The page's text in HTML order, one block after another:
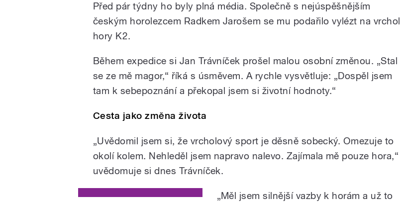
Před pár týdny ho byly plná média. Společně s nejúspěšnějším
českým horolezcem Radkem Jarošem se mu podařilo vylézt na vrchol
hory K2.
Během expedice si Jan Trávníček prošel malou osobní změnou. „Stal
se ze mě magor,“ říká s úsměvem. A rychle vysvětluje: „Dospěl jsem
tam k sebepoznání a překopal jsem si životní hodnoty.“
Cesta jako změna života
„Uvědomil jsem si, že vrcholový sport je děsně sobecký. Omezuje to
okolí kolem. Nehleděl jsem napravo nalevo. Zajímala mě pouze hora,“
uvědomuje si dnes Trávníček.
„Měl jsem silnější vazby k horám a už to